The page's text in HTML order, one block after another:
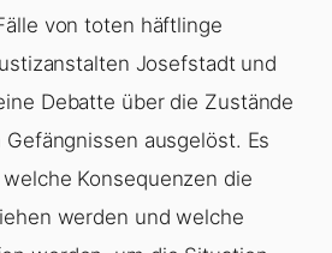
von toten häftlinge
Josefstadt und
Debatte über die Zustände
ausgelöst. Es
Konsequenzen die
werden und welche